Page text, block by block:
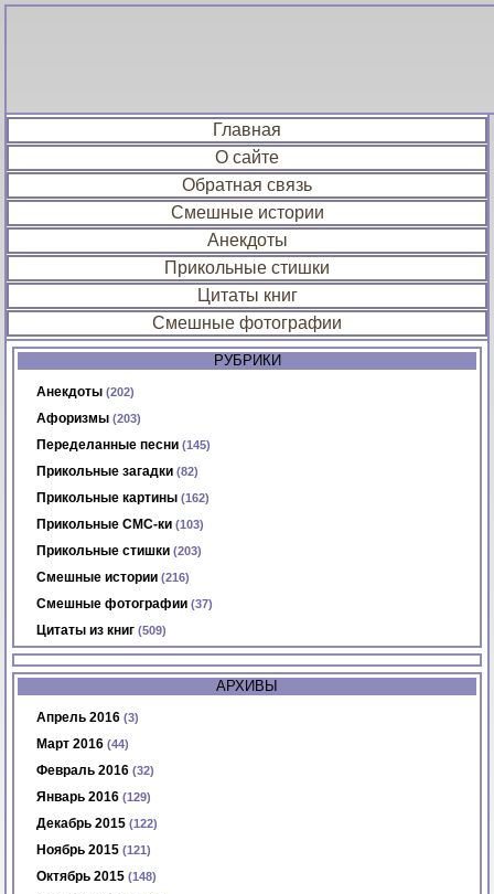
Главная
О сайте
Обратная связь
Смешные истории
Анекдоты
Прикольные стишки
Цитаты книг
Смешные фотографии
РУБРИКИ
Анекдоты (202)
Афоризмы (203)
Переделанные песни (145)
Прикольные загадки (82)
Прикольные картины (162)
Прикольные СМС-ки (103)
Прикольные стишки (203)
Смешные истории (216)
Смешные фотографии (37)
Цитаты из книг (509)
АРХИВЫ
Апрель 2016 (3)
Март 2016 (44)
Февраль 2016 (32)
Январь 2016 (129)
Декабрь 2015 (122)
Ноябрь 2015 (121)
Октябрь 2015 (148)